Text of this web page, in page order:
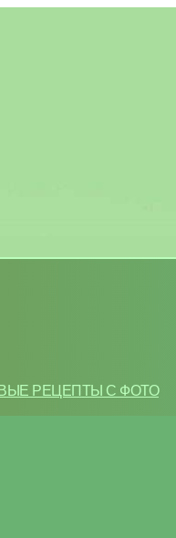
РЕЦЕПТЫ С ФОТО